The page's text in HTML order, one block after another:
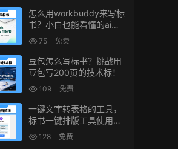
怎么用workbuddy来写标
书？小白也能看懂的ai标
书写作方法！
75 免费
豆包怎么写标书？挑战用
豆包写200页的技术标！
109 免费
一键文字转表格的工具，
标书一键排版工具使用教
程 128 免费